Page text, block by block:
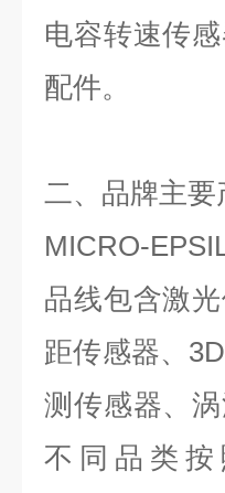
电容转速传
配件。
二、品牌主要
MICRO-
品线包含激
距传感器、 3D
测传感器、
不同品类